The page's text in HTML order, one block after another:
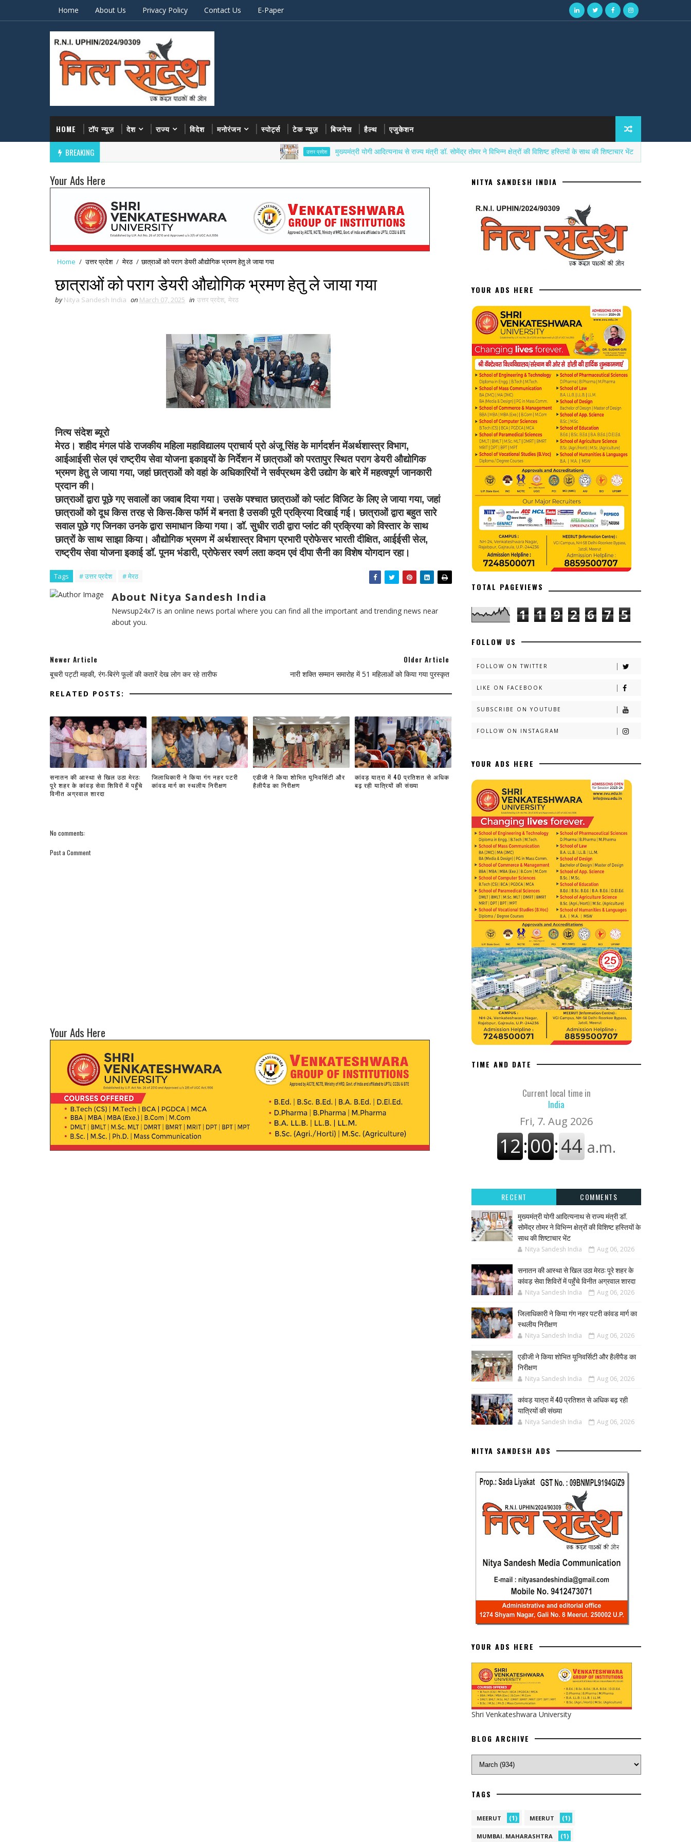
Home About Us Privacy Policy Contact Us E-Paper
HOME टॉप न्यूज़ देश राज्य विदेश मनोरंजन स्पोर्ट्स टेक न्यूज़ बिजनेस हैल्थ एजुकेशन
BREAKING उत्तर प्रदेश मुख्यमंत्री योगी आदित्यनाथ से राज्य मंत्री डॉ. सोमेंद्र तोमर ने विभिन्न क्षेत्रों की विशिष्ट हस्तियों के साथ की शिष्टाचार भेंट
Your Ads Here
Home / उत्तर प्रदेश / मेरठ / छात्राओं को पराग डेयरी औद्योगिक भ्रमण हेतु ले जाया गया
छात्राओं को पराग डेयरी औद्योगिक भ्रमण हेतु ले जाया गया
by Nitya Sandesh India on March 07, 2025 in उत्तर प्रदेश, मेरठ
नित्य संदेश ब्यूरो
मेरठ। शहीद मंगल पांडे राजकीय महिला महाविद्यालय प्राचार्य प्रो अंजू सिंह के मार्गदर्शन मेंअर्थशास्त्र विभाग,
आईआईसी सेल एवं राष्ट्रीय सेवा योजना इकाइयों के निर्देशन में छात्राओं को परतापुर स्थित पराग डेयरी औद्योगिक
भ्रमण हेतु ले जाया गया, जहां छात्राओं को वहां के अधिकारियों ने सर्वप्रथम डेरी उद्योग के बारे में महत्वपूर्ण जानकारी
प्रदान की।
छात्राओं द्वारा पूछे गए सवालों का जवाब दिया गया। उसके पश्चात छात्राओं को प्लांट विजिट के लिए ले जाया गया, जहां
छात्राओं को दूध किस तरह से किस-किस फॉर्म में बनता है उसकी पूरी प्रक्रिया दिखाई गई। छात्राओं द्वारा बहुत सारे
सवाल पूछे गए जिनका उनके द्वारा समाधान किया गया। डॉ. सुधीर राठी द्वारा प्लांट की प्रक्रिया को विस्तार के साथ
छात्रों के साथ साझा किया। औद्योगिक भ्रमण में अर्थशास्त्र विभाग प्रभारी प्रोफेसर भारती दीक्षित, आईईसी सेल,
राष्ट्रीय सेवा योजना इकाई डॉ. पूनम भंडारी, प्रोफेसर स्वर्ण लता कदम एवं दीपा सैनी का विशेष योगदान रहा।
Tags # उत्तर प्रदेश # मेरठ
About Nitya Sandesh India
Newsup24x7 is an online news portal where you can find all the important and trending news near
about you.
Newer Article
बूचरी पट्टी महकी, रंग-बिरंगे फूलों की कतारें देख लोग कर रहे तारीफ
Older Article
नारी शक्ति सम्मान समारोह में 51 महिलाओं को किया गया पुरस्कृत
RELATED POSTS:
सनातन की आस्था से खिल उठा मेरठ:
पूरे शहर के कांवड़ सेवा शिविरों में पहुँचे
विनीत अग्रवाल शारदा
जिलाधिकारी ने किया गंग नहर पटरी
कांवड मार्ग का स्थलीय निरीक्षण
एडीजी ने किया शोभित यूनिवर्सिटी और
हैलीपैड का निरीक्षण
कांवड़ यात्रा में 40 प्रतिशत से अधिक
बढ़ रही यात्रियों की संख्या
No comments:
Post a Comment
Your Ads Here
NITYA SANDESH INDIA
YOUR ADS HERE
TOTAL PAGEVIEWS
1 1 9 2 6 7 5
FOLLOW US
FOLLOW ON TWITTER
LIKE ON FACEBOOK
SUBSCRIBE ON YOUTUBE
FOLLOW ON INSTAGRAM
YOUR ADS HERE
TIME AND DATE
Current local time in
India
RECENT
COMMENTS
मुख्यमंत्री योगी आदित्यनाथ से राज्य मंत्री डॉ.
सोमेंद्र तोमर ने विभिन्न क्षेत्रों की विशिष्ट हस्तियों के
साथ की शिष्टाचार भेंट
Nitya Sandesh India Aug 06, 2026
सनातन की आस्था से खिल उठा मेरठ: पूरे शहर के
कांवड़ सेवा शिविरों में पहुँचे विनीत अग्रवाल शारदा
Nitya Sandesh India Aug 06, 2026
जिलाधिकारी ने किया गंग नहर पटरी कांवड मार्ग का
स्थलीय निरीक्षण
Nitya Sandesh India Aug 06, 2026
एडीजी ने किया शोभित यूनिवर्सिटी और हैलीपैड का
निरीक्षण
Nitya Sandesh India Aug 06, 2026
कांवड़ यात्रा में 40 प्रतिशत से अधिक बढ़ रही
यात्रियों की संख्या
Nitya Sandesh India Aug 06, 2026
NITYA SANDESH ADS
YOUR ADS HERE
Shri Venkateshwara University
BLOG ARCHIVE
TAGS
MEERUT (1) MEERUT (1)
MUMBAI. MAHARASHTRA (1)